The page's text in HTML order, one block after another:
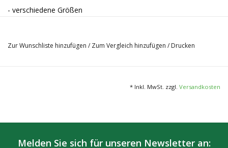
- verschiedene Größen
Zur Wunschliste hinzufügen / Zum Vergleich hinzufügen / Drucken
* Inkl. MwSt. zzgl. Versandkosten
Melden Sie sich für unseren Newsletter an: